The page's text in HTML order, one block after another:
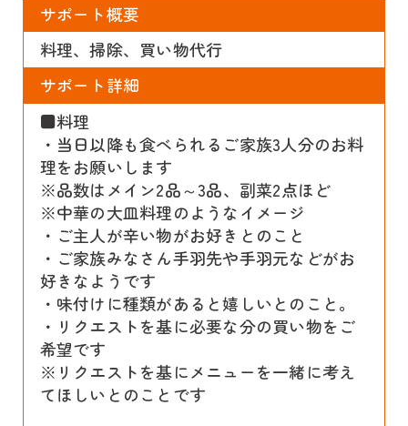
サポート概要
料理、掃除、買い物代行
サポート詳細
■料理
・当日以降も食べられるご家族3人分のお料
理をお願いします
※品数はメイン2品～3品、副菜2点ほど
※中華の大皿料理のようなイメージ
・ご主人が辛い物がお好きとのこと
・ご家族みなさん手羽先や手羽元などがお
好きなようです
・味付けに種類があると嬉しいとのこと。
・リクエストを基に必要な分の買い物をご
希望です
※リクエストを基にメニューを一緒に考え
てほしいとのことです